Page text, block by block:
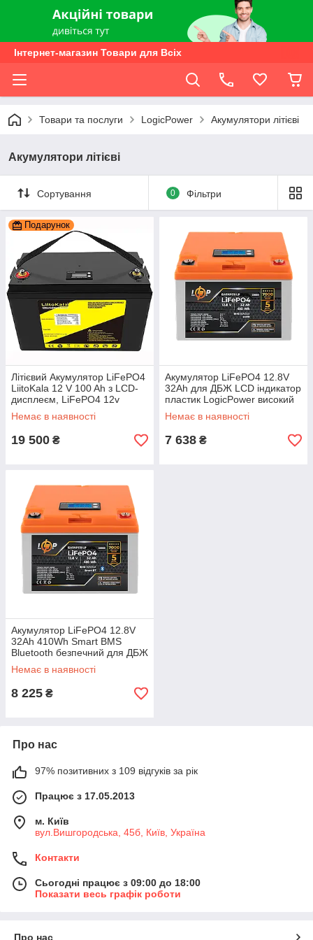
Інтернет-магазин Товари для Всіх
Товари та послуги LogicPower Акумулятори літієві
Акумулятори літієві
Сортування 0 Фільтри
Подарунок
Літієвий Акумулятор LiFePO4
LiitoKala 12 V 100 Ah з LCD-
дисплеєм, LiFePO4 12v
(12,8V) — 100 Ah (1280Wh)
Немає в наявності
19 500 ₴
Акумулятор LiFePO4 12.8V
32Ah для ДБЖ LCD індикатор
пластик LogicPower високий
ККД 94%
Немає в наявності
7 638 ₴
Акумулятор LiFePO4 12.8V
32Ah 410Wh Smart BMS
Bluetooth безпечний для ДБЖ
та сонячних систем
Немає в наявності
8 225 ₴
Про нас
97% позитивних з 109 відгуків за рік
Працює з 17.05.2013
м. Київ
вул.Вишгородська, 45б, Київ, Україна
Контакти
Сьогодні працює з 09:00 до 18:00
Показати весь графік роботи
Про нас